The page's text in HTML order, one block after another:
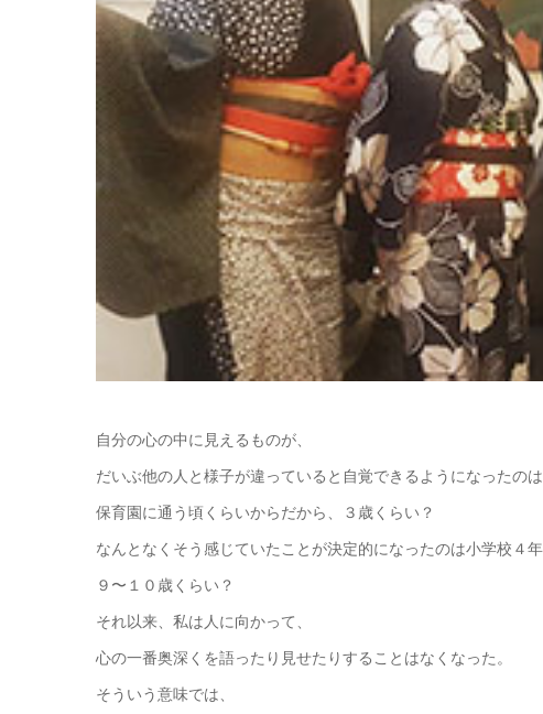
自分の心の中に見えるものが、
だいぶ他の人と様子が違っていると自覚できるようになったのは
保育園に通う頃くらいからだから、３歳くらい？
なんとなくそう感じていたことが決定的になったのは小学校４年
９〜１０歳くらい？
それ以来、私は人に向かって、
心の一番奥深くを語ったり見せたりすることはなくなった。
そういう意味では、